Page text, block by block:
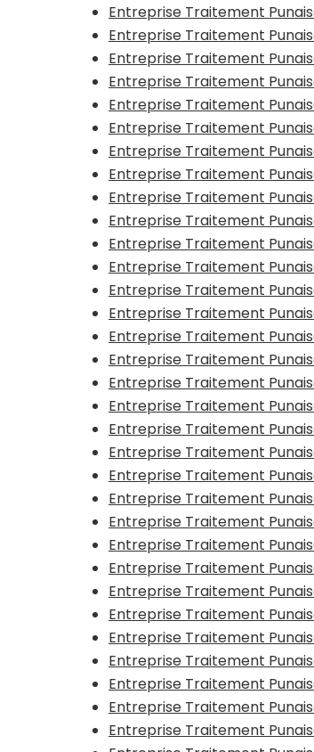
Entreprise Traitement
Entreprise Traitement
Entreprise Traitement
Entreprise Traitement
Entreprise Traitement
Entreprise Traitement
Entreprise Traitement
Entreprise Traitement
Entreprise Traitement
Entreprise Traitement
Entreprise Traitement
Entreprise Traitement
Entreprise Traitement
Entreprise Traitement
Entreprise Traitement
Entreprise Traitement
Entreprise Traitement
Entreprise Traitement
Entreprise Traitement
Entreprise Traitement
Entreprise Traitement
Entreprise Traitement
Entreprise Traitement
Entreprise Traitement
Entreprise Traitement
Entreprise Traitement
Entreprise Traitement
Entreprise Traitement
Entreprise Traitement
Entreprise Traitement
Entreprise Traitement
Entreprise Traitement